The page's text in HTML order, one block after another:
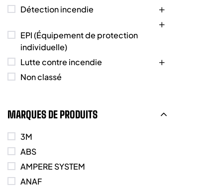
Détection incendie
EPI (Équipement de protection
individuelle)
Lutte contre incendie
Non classé
MARQUES DE PRODUITS
3M
ABS
AMPERE SYSTEM
ANAF